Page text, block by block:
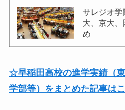
サレジオ学
大、京大、
め
☆早稲田高校の進学実績（
学部等）をまとめた記事は